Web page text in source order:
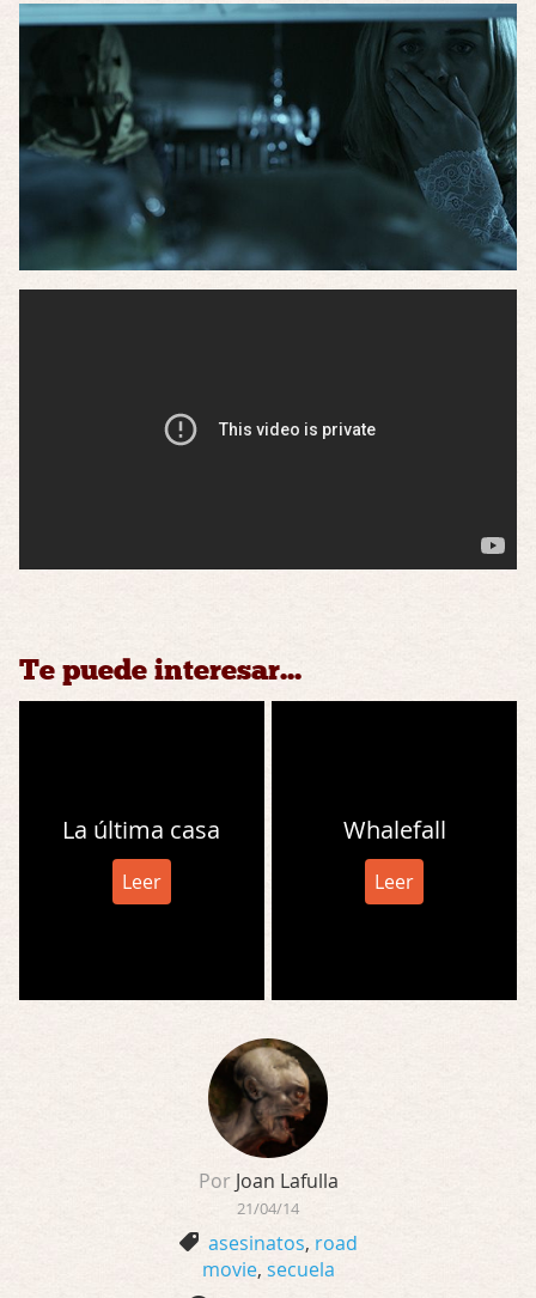
Te puede interesar...
La última casa
Leer
Whalefall
Leer
PorJoan Lafulla
21/04/14
asesinatos, road
movie, secuela